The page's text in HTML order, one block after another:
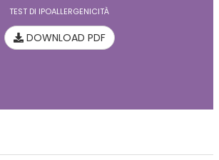
TEST DI IPOALLERGENICITÀ
DOWNLOAD PDF